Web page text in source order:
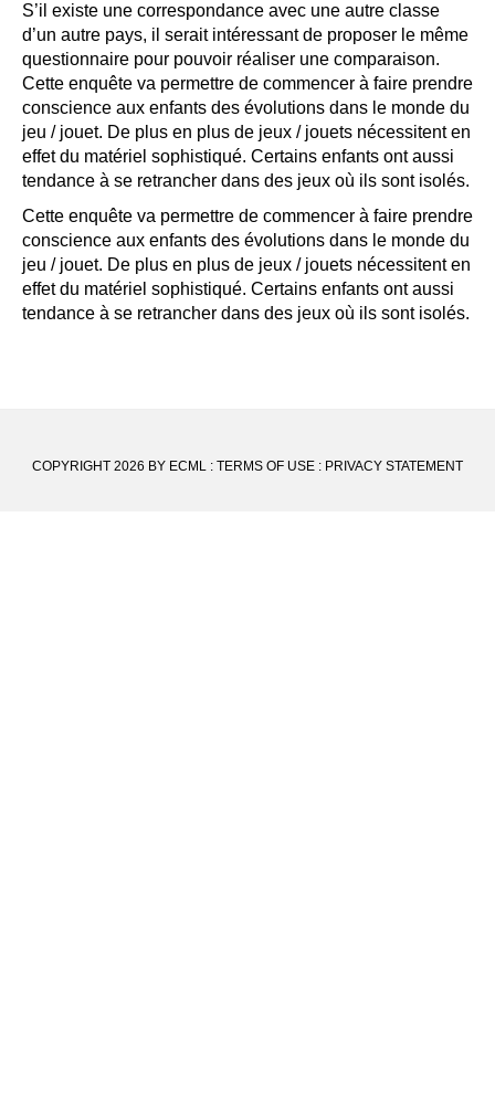
S’il existe une correspondance avec une autre classe
d’un autre pays, il serait intéressant de proposer le même
questionnaire pour pouvoir réaliser une comparaison.
Cette enquête va permettre de commencer à faire prendre
conscience aux enfants des évolutions dans le monde du
jeu / jouet. De plus en plus de jeux / jouets nécessitent en
effet du matériel sophistiqué. Certains enfants ont aussi
tendance à se retrancher dans des jeux où ils sont isolés.
Cette enquête va permettre de commencer à faire prendre
conscience aux enfants des évolutions dans le monde du
jeu / jouet. De plus en plus de jeux / jouets nécessitent en
effet du matériel sophistiqué. Certains enfants ont aussi
tendance à se retrancher dans des jeux où ils sont isolés.
COPYRIGHT 2026 BY ECML : TERMS OF USE : PRIVACY STATEMENT